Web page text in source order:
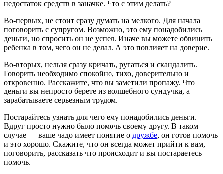
недостаток средств в заначке. Что с этим делать?
Во-первых, не стоит сразу думать на мелкого. Для начала
поговорить с супругом. Возможно, это ему понадобились
деньги, но спросить он не успел. Иначе вы можете обвинить
ребенка в том, чего он не делал. А это повлияет на доверие.
Во-вторых, нельзя сразу кричать, ругаться и скандалить.
Говорить необходимо спокойно, тихо, доверительно и
откровенно. Расскажите, что вы заметили пропажу. Что
деньги вы непросто берете из волшебного сундучка, а
зарабатываете серьезным трудом.
Постарайтесь узнать для чего ему понадобились деньги.
Вдруг просто нужно было помочь своему другу. В таком
случае — ваше чадо имеет понятие о дружбе, он готов помочь
и это хорошо. Скажите, что он всегда может прийти к вам,
поговорить, рассказать что происходит и вы постараетесь
помочь.